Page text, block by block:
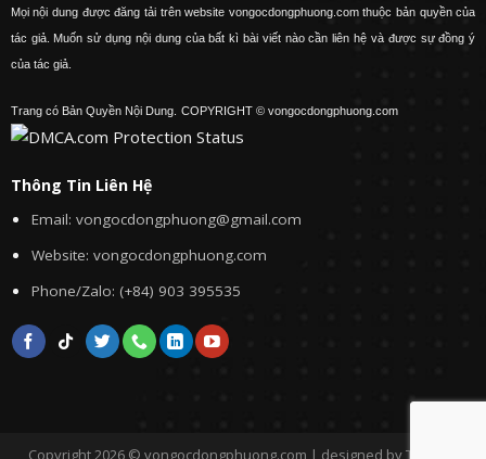
Mọi nội dung được đăng tải trên website vongocdongphuong.com thuộc bản quyền của
tác giả. Muốn sử dụng nội dung của bất kì bài viết nào cần liên hệ và được sự đồng ý
của tác giả.
Trang có Bản Quyền Nội Dung. COPYRIGHT © vongocdongphuong.com
Thông Tin Liên Hệ
Email: vongocdongphuong@gmail.com
Website: vongocdongphuong.com
Phone/Zalo: (+84) 903 395535
Copyright 2026 © vongocdongphuong.com | designed by Tini&Me